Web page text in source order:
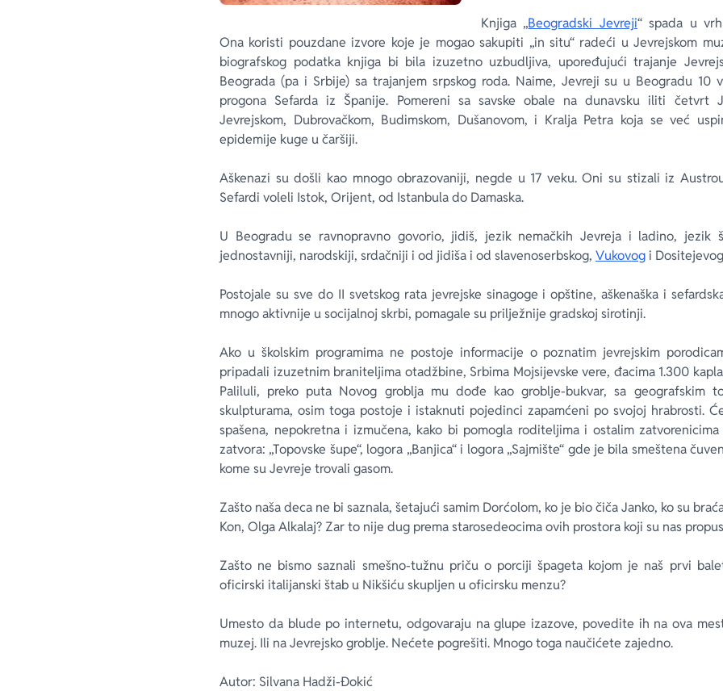
Knjiga „Beogradski Jevreji“ spada u
Ona koristi pouzdane izvore koje je mogao sakupiti „in situ“ radeći u Jevrejskom
biografskog podatka knjiga bi bila izuzetno uzbudljiva, upoređujući trajanje
Beograda (pa i Srbije) sa trajanjem srpskog roda. Naime, Jevreji su u Beogradu 10
progona Sefarda iz Španije. Pomereni sa savske obale na dunavsku iliti četvrt
Jevrejskom, Dubrovačkom, Budimskom, Dušanovom, i Kralja Petra koja se već
epidemije kuge u čaršiji.
Aškenazi su došli kao mnogo obrazovaniji, negde u 17 veku. Oni su stizali iz
Sefardi voleli Istok, Orijent, od Istanbula do Damaska.
U Beogradu se ravnopravno govorio, jidiš, jezik nemačkih Jevreja i ladino, jezik
jednostavniji, narodskiji, srdačniji i od jidiša i od slavenoserbskog, Vukovogi
Postojale su sve do II svetskog rata jevrejske sinagoge i opštine, aškenaška i
mnogo aktivnije u socijalnoj skrbi, pomagale su prilježnije gradskoj sirotinji.
Ako u školskim programima ne postoje informacije o poznatim jevrejskim
pripadali izuzetnim braniteljima otadžbine, Srbima Mojsijevske vere, đacima 1.300
Paliluli, preko puta Novog groblja mu dođe kao groblje-bukvar, sa geografskim
skulpturama, osim toga postoje i istaknuti pojedinci zapamćeni po svojoj hrabrosti.
spašena, nepokretna i izmučena, kako bi pomogla roditeljima i ostalim
zatvora: „Topovske šupe“, logora „Banjica“ i logora „Sajmište“ gde je bila smeštena
kome su Jevreje trovali gasom.
Zašto naša deca ne bi saznala, šetajući samim Dorćolom, ko je bio čiča Janko, ko su
Kon, Olga Alkalaj? Zar to nije dug prema starosedeocima ovih prostora koji su nas
Zašto ne bismo saznali smešno-tužnu priču o porciji špageta kojom je naš prvi
oficirski italijanski štab u Nikšiću skupljen u oficirsku menzu?
Umesto da blude po internetu, odgovaraju na glupe izazove, povedite ih na ova
muzej. Ili na Jevrejsko groblje. Nećete pogrešiti. Mnogo toga naučićete zajedno.
Autor: Silvana Hadži-Đokić